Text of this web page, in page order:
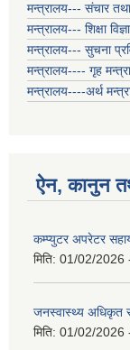
मन्त्रालय--- संचार
मन्त्रालय--- शिक्षा
मन्त्रालय--- सुचना
मन्त्रालय---- गृह
मन्त्रालय----अर्थ
ऐन, कानुन
कम्प्युटर अपरेटर
मिति: 01/02/2026
जनस्वास्थ्य अधिकृत
मिति: 01/02/2026